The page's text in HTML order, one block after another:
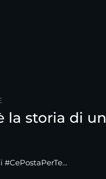
la storia di un
#CePostaPerTe…